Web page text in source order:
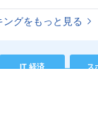
グをもっと見る
IT 経済 ス